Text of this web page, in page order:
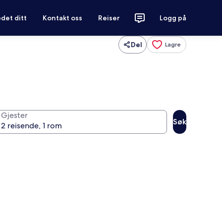
ditt Kontakt oss Reiser Logg på
Del Lagre
Gjester
Søk